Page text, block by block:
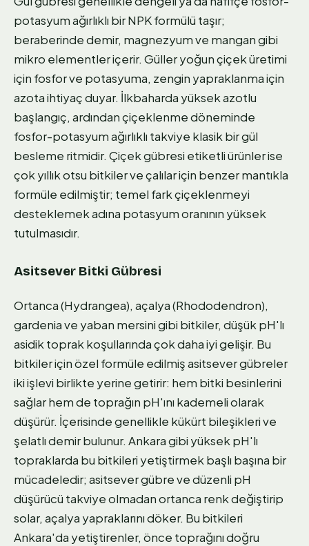
potasyum ağırlıklı bir NPK formülü taşır;
beraberinde demir, magnezyum ve mangan gibi
mikro elementler içerir. Güller yoğun çiçek üretimi
için fosfor ve potasyuma, zengin yapraklanma için
azota ihtiyaç duyar. İlkbaharda yüksek azotlu
başlangıç, ardından çiçeklenme döneminde
fosfor-potasyum ağırlıklı takviye klasik bir gül
besleme ritmidir. Çiçek gübresi etiketli ürünler ise
çok yıllık otsu bitkiler ve çalılar için benzer mantıkla
formüle edilmiştir; temel fark çiçeklenmeyi
desteklemek adına potasyum oranının yüksek
tutulmasıdır.
Asitsever Bitki Gübresi
Ortanca (Hydrangea), açalya (Rhododendron),
gardenia ve yaban mersini gibi bitkiler, düşük pH'lı
asidik toprak koşullarında çok daha iyi gelişir. Bu
bitkiler için özel formüle edilmiş asitsever gübreler
iki işlevi birlikte yerine getirir: hem bitki besinlerini
sağlar hem de toprağın pH'ını kademeli olarak
düşürür. İçerisinde genellikle kükürt bileşikleri ve
şelatlı demir bulunur. Ankara gibi yüksek pH'lı
topraklarda bu bitkileri yetiştirmek başlı başına bir
mücadeledir; asitsever gübre ve düzenli pH
düşürücü takviye olmadan ortanca renk değiştirip
solar, açalya yapraklarını döker. Bu bitkileri
Ankara'da yetiştirenler, önce toprağını doğru